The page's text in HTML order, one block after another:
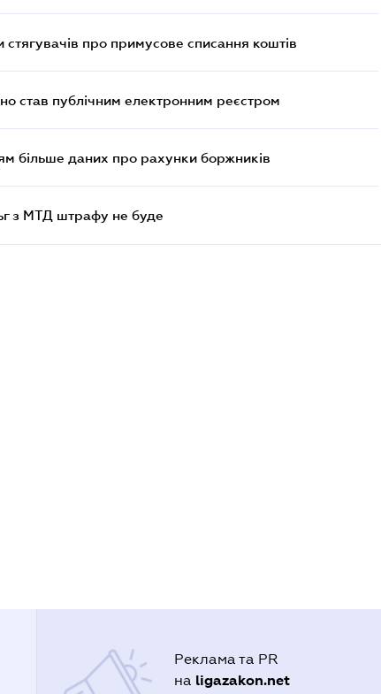
про примусове списання коштів
став публічним електронним реєстром
більше даних про рахунки боржників
з МТД штрафу не буде
Реклама та PR
на ligazakon.net